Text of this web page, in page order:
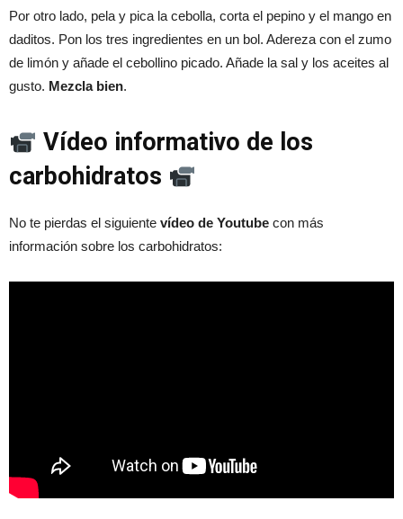
Por otro lado, pela y pica la cebolla, corta el pepino y el mango en
daditos. Pon los tres ingredientes en un bol. Adereza con el zumo
de limón y añade el cebollino picado. Añade la sal y los aceites al
gusto. Mezcla bien.
Vídeo informativo de los
carbohidratos
No te pierdas el siguiente vídeo de Youtube con más
información sobre los carbohidratos: